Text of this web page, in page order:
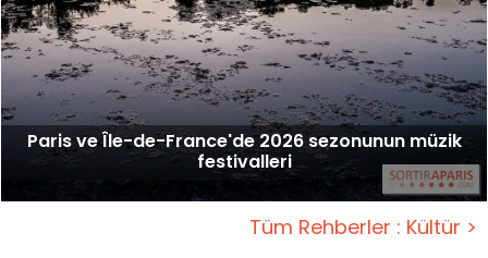
Paris ve Île-de-France'de 2026 sezonunun müzik
festivalleri
Tüm Rehberler : Kültür >